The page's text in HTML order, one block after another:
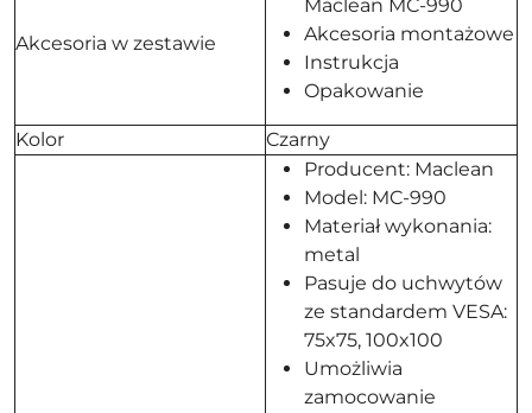
Akcesoria w zestawie
Maclean MC-990
Akcesoria montażowe
Instrukcja
Opakowanie
Kolor Czarny
Producent: Maclean
Model: MC-990
Materiał wykonania:
metal
Pasuje do uchwytów
ze standardem VESA:
75x75, 100x100
Umożliwia
zamocowanie